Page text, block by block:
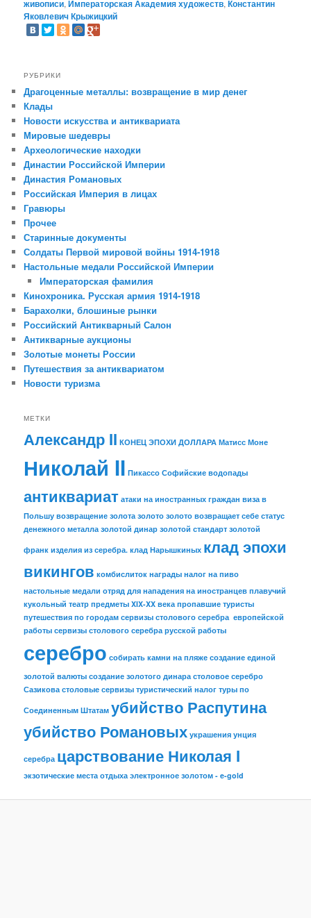
живописи,Императорская Академия художеств,Константин
Яковлевич Крыжицкий
РУБРИКИ
Драгоценные металлы: возвращение в мир денег
Клады
Новости искусства и антиквариата
Мировые шедевры
Археологические находки
Династии Российской Империи
Династия Романовых
Российская Империя в лицах
Гравюры
Прочее
Старинные документы
Солдаты Первой мировой войны 1914-1918
Настольные медали Российской Империи
Императорская фамилия
Кинохроника. Русская армия 1914-1918
Барахолки, блошиные рынки
Российский Антикварный Салон
Антикварные аукционы
Золотые монеты России
Путешествия за антиквариатом
Новости туризма
МЕТКИ
Александр II КОНЕЦ ЭПОХИ ДОЛЛАРА Матисс Моне
Николай II Пикассо Софийские водопады
антиквариат атаки на иностранных граждан виза в
Польшу возвращение золота золото золото возвращает себе статус
денежного металла золотой динар золотой стандарт золотой
франк изделия из серебра. клад Нарышкиных клад эпохи
викингов комбислиток награды налог на пиво
настольные медали отряд для нападения на иностранцев плавучий
кукольный театр предметы XIX-XX века пропавшие туристы
путешествия по городам сервизы столового серебра европейской
работы сервизы столового серебра русской работы
серебро собирать камни на пляже создание единой
золотой валюты создание золотого динара столовое серебро
Сазикова столовые сервизы туристический налог туры по
Соединенным Штатам убийство Распутина
убийство Романовых украшения унция
серебра царствование Николая I
экзотические места отдыха электронное золотом - e-gold